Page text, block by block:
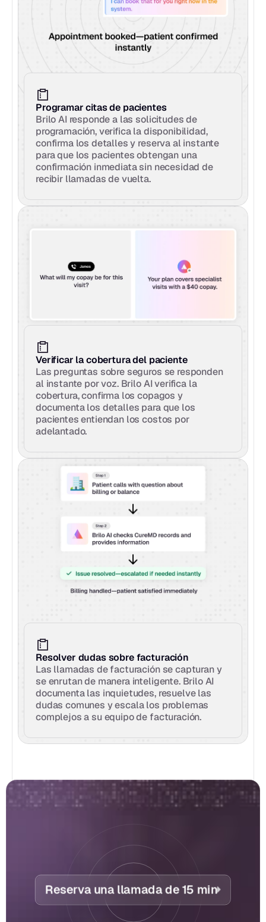
Programar citas de pacientes
Brilo AI responde a las solicitudes de
programación, verifica la disponibilidad,
confirma los detalles y reserva al instante
para que los pacientes obtengan una
confirmación inmediata sin necesidad de
recibir llamadas de vuelta.
Verificar la cobertura del paciente
Las preguntas sobre seguros se responden
al instante por voz. Brilo AI verifica la
cobertura, confirma los copagos y
documenta los detalles para que los
pacientes entiendan los costos por
adelantado.
Resolver dudas sobre facturación
Las llamadas de facturación se capturan y
se enrutan de manera inteligente. Brilo AI
documenta las inquietudes, resuelve las
dudas comunes y escala los problemas
complejos a su equipo de facturación.
Reserva una llamada de 15 min